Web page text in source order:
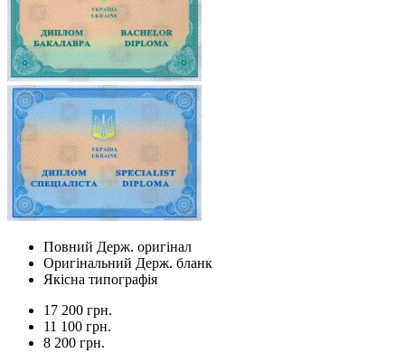
Повний Держ. оригінал
Оригінальний Держ. бланк
Якісна типографія
17 200 грн.
11 100 грн.
8 200 грн.